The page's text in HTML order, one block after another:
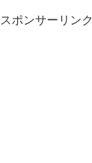
スポンサーリンク